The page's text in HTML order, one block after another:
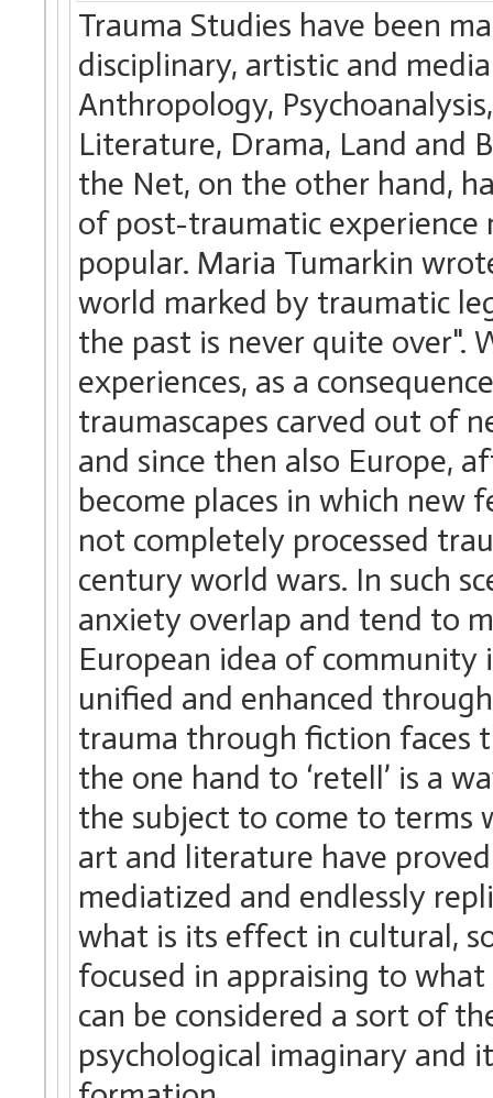
Trauma Studies have been
disciplinary, artistic and
Anthropology,
Literature, Drama, Land and
the Net, on the other hand,
of post-traumatic
popular. Maria Tumarkin
world marked by traumatic
the past is never quite over".
experiences, as a
traumascapes carved out of
and since then also Europe,
become places in which new
not completely processed
century world wars. In such
anxiety overlap and tend to
European idea of community
unified and enhanced
trauma through fiction faces
the one hand to ‘retell’ is a
the subject to come to terms
art and literature have
mediatized and endlessly
what is its effect in cultural,
focused in appraising to
can be considered a sort of
psychological imaginary and